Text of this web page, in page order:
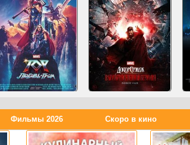
Фильмы 2026 Скоро в кино